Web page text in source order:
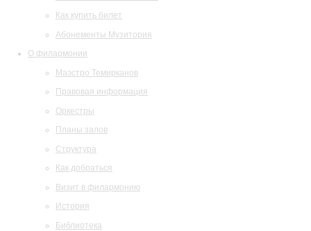
Как купить билет
Абонементы Музитория
О филармонии
Маэстро Темирканов
Правовая информация
Оркестры
Планы залов
Структура
Как добраться
Визит в филармонию
История
Библиотека